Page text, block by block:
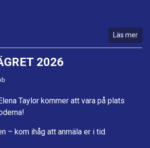
Läs mer
2026
Taylor kommer att vara på plats
– kom ihåg att anmäla er i tid.